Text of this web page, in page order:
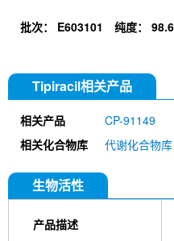
批次： E603101 纯度：
Tipiracil相关产品
相关产品
CP-91149
相关化合物库
代谢化合物库
生物活性
产品描述